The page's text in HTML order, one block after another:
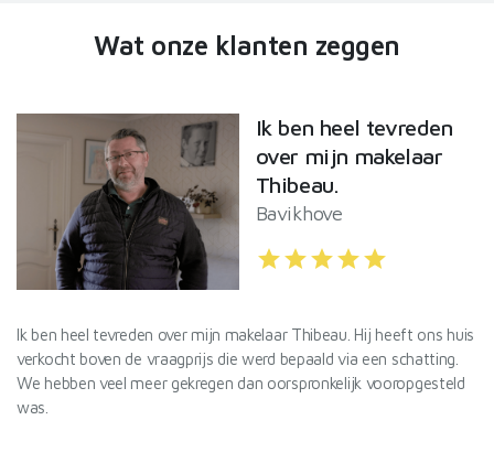
Wat onze klanten zeggen
Ik ben heel tevreden
over mijn makelaar
Thibeau.
Bavikhove
starstarstarstarstar
Ik ben heel tevreden over mijn makelaar Thibeau. Hij heeft ons huis
verkocht boven de vraagprijs die werd bepaald via een schatting.
We hebben veel meer gekregen dan oorspronkelijk vooropgesteld
was.